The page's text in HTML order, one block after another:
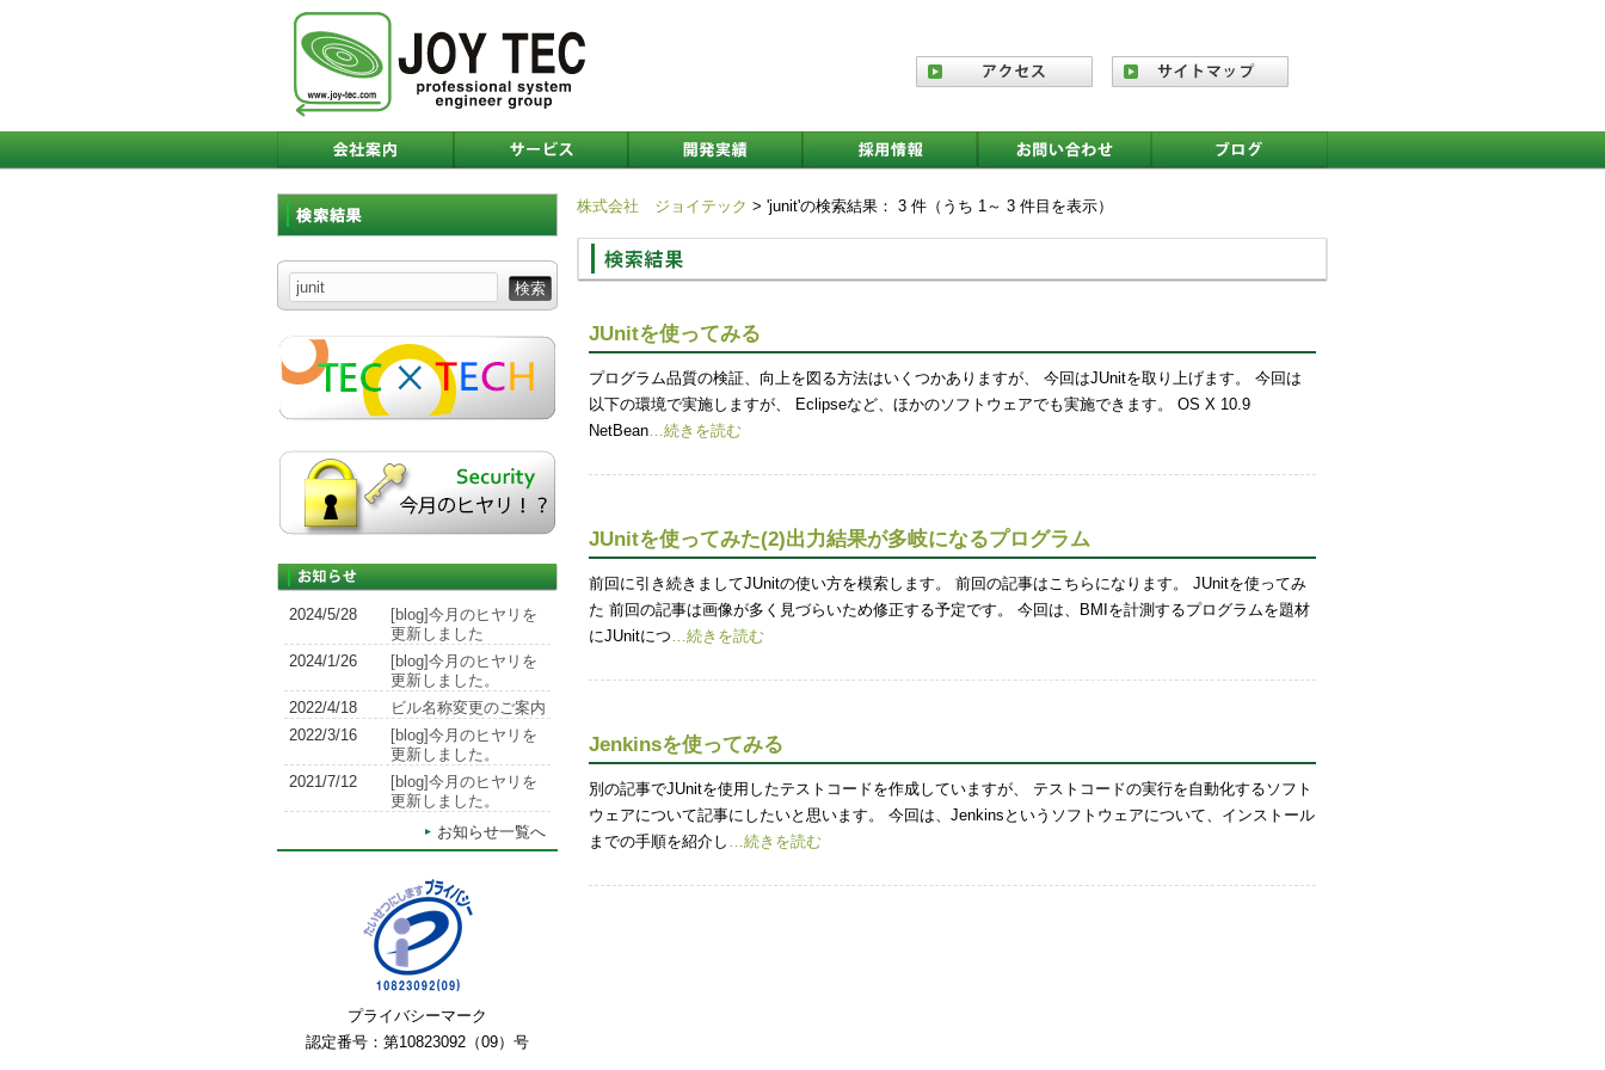
株式会社 ジョイテック > 'junit'の検索結果： 3 件（うち 1～ 3 件目を表示）
JUnitを使ってみる
プログラム品質の検証、向上を図る方法はいくつかありますが、 今回はJUnitを取り上げます。 今回は
以下の環境で実施しますが、 Eclipseなど、ほかのソフトウェアでも実施できます。 OS X 10.9
NetBean…続きを読む
JUnitを使ってみた(2)出力結果が多岐になるプログラム
前回に引き続きましてJUnitの使い方を模索します。 前回の記事はこちらになります。 JUnitを使ってみ
た 前回の記事は画像が多く見づらいため修正する予定です。 今回は、BMIを計測するプログラムを題材
にJUnitにつ…続きを読む
Jenkinsを使ってみる
別の記事でJUnitを使用したテストコードを作成していますが、 テストコードの実行を自動化するソフト
ウェアについて記事にしたいと思います。 今回は、Jenkinsというソフトウェアについて、インストール
までの手順を紹介し …続きを読む
2024/5/28
[blog]今月のヒヤリを
更新しました
2024/1/26
[blog]今月のヒヤリを
更新しました。
2022/4/18
ビル名称変更のご案内
2022/3/16
[blog]今月のヒヤリを
更新しました。
2021/7/12
[blog]今月のヒヤリを
更新しました。
お知らせ一覧へ
プライバシーマーク
認定番号：第10823092（09）号